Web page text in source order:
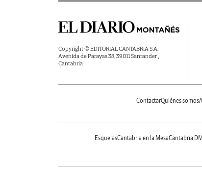
Copyright © EDITORIAL CANTABRIA S.A.
Avenida de Parayas 38, 39011 Santander ,
Cantabria
ContactarQuiénes somos
EsquelasCantabria en la MesaCantabria